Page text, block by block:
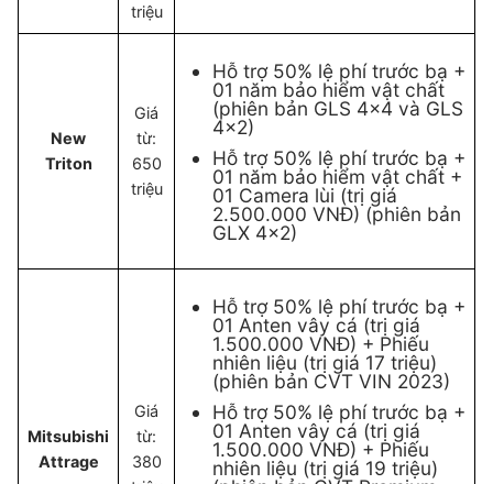
triệu
New
Triton
Giá
từ:
650
triệu
Hỗ trợ 50% lệ phí trước bạ +
01 năm bảo hiểm vật chất
(phiên bản GLS 4×4 và GLS
4×2)
Hỗ trợ 50% lệ phí trước bạ +
01 năm bảo hiểm vật chất +
01 Camera lùi (trị giá
2.500.000 VNĐ) (phiên bản
GLX 4×2)
Mitsubishi
Attrage
Giá
từ:
380
Hỗ trợ 50% lệ phí trước bạ +
01 Anten vây cá (trị giá
1.500.000 VNĐ) + Phiếu
nhiên liệu (trị giá 17 triệu)
(phiên bản CVT VIN 2023)
Hỗ trợ 50% lệ phí trước bạ +
01 Anten vây cá (trị giá
1.500.000 VNĐ) + Phiếu
nhiên liệu (trị giá 19 triệu)